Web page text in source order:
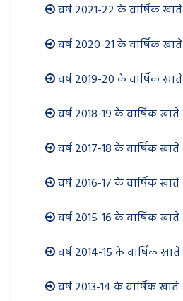
वर्ष 2021-22 के वार्षिक खाते
वर्ष 2020-21 के वार्षिक खाते
वर्ष 2019-20 के वार्षिक खाते
वर्ष 2018-19 के वार्षिक खाते
वर्ष 2017-18 के वार्षिक खाते
वर्ष 2016-17 के वार्षिक खाते
वर्ष 2015-16 के वार्षिक खाते
वर्ष 2014-15 के वार्षिक खाते
वर्ष 2013-14 के वार्षिक खाते